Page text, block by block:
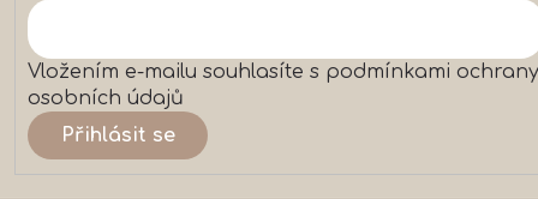
Vložením e-mailu souhlasíte s podmínkami ochrany
osobních údajů
Přihlásit se